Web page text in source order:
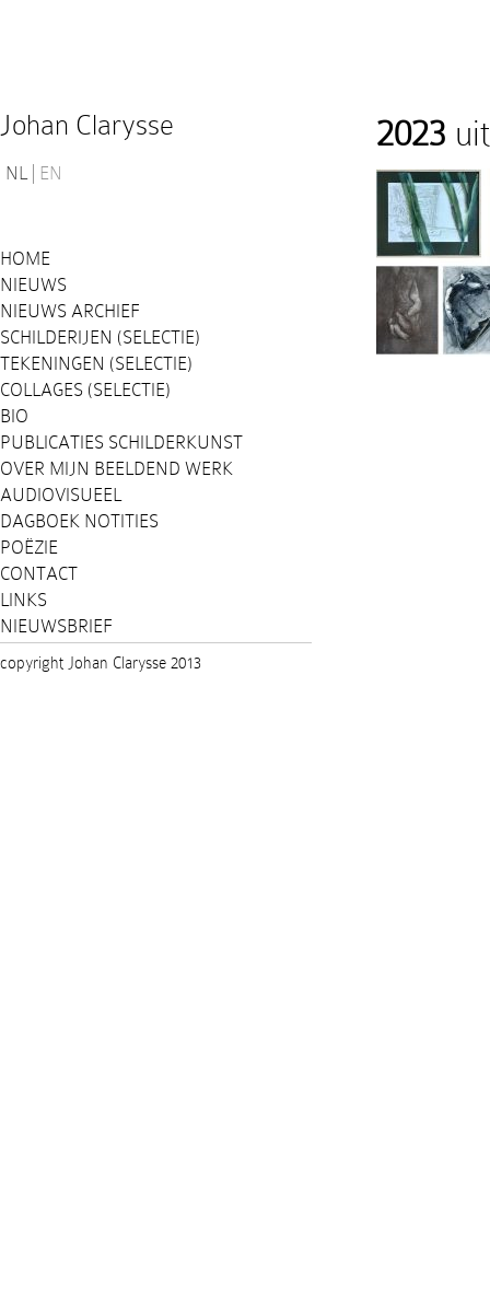
Johan Clarysse
NL EN
HOME
NIEUWS
NIEUWS ARCHIEF
SCHILDERIJEN (SELECTIE)
TEKENINGEN (SELECTIE)
COLLAGES (SELECTIE)
BIO
PUBLICATIES SCHILDERKUNST
OVER MIJN BEELDEND WERK
AUDIOVISUEEL
DAGBOEK NOTITIES
POËZIE
CONTACT
LINKS
NIEUWSBRIEF
2023
copyright Johan Clarysse 2013